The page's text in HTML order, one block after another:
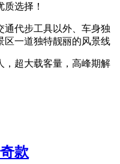
选择！
通代步工具以外、车身独
区一道独特靓丽的风景线
，超大载客量，高峰期解
款